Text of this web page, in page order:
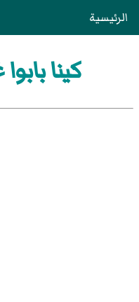
الرئيسية
كينا